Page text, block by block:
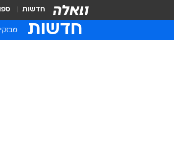
חדשות
חדשות